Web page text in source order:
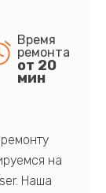
Время
ремонта
от 20
мин
на
Наша